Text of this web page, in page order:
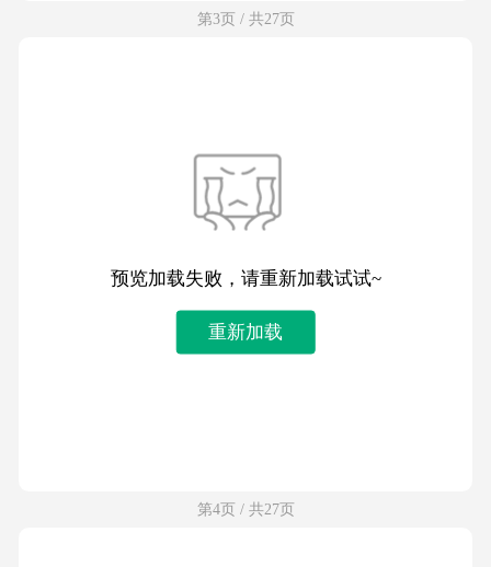
第3页 / 共27页
预览加载失败，请重新加载试试~
重新加载
第4页 / 共27页